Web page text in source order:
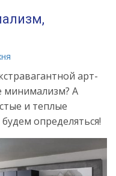
арт-
минимализм? А
и теплые
определяться!